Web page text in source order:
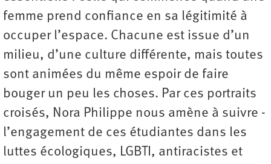
femme prend confiance en sa légitimité à
occuper l’espace. Chacune est issue d’un
milieu, d’une culture différente, mais toutes
sont animées du même espoir de faire
bouger un peu les choses. Par ces portraits
croisés, Nora Philippe nous amène à suivre ­
l’engagement de ces étudiantes dans les
luttes écologiques, LGBTI, antiracistes et